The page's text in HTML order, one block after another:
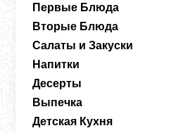
Первые Блюда
Вторые Блюда
Салаты и Закуски
Напитки
Десерты
Выпечка
Детская Кухня